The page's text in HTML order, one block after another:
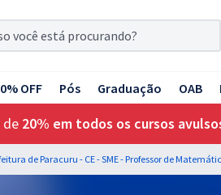
OFF Pós Graduação OAB
de 20% em todos os cursos
de Paracuru - CE - SME - Professor de